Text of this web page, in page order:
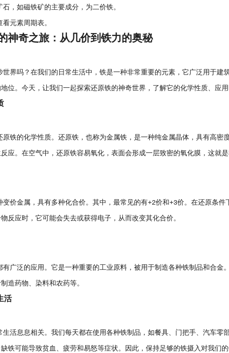
如磁铁矿的主要成分，为二价铁。
元素周期表。
神奇之旅：从几价到铁力的奥秘
吗？在我们的日常生活中，铁是一种非常重要的元素，它广泛用于建
位。今天，让我们一起探索还原铁的神奇世界，了解它的化学性质、应
的化学性质。还原铁，也称为金属铁，是一种纯金属晶体，具有高密
应。在空气中，还原铁容易氧化，表面会形成一层致密的氧化膜，这就是
金属，具有多种化合价。其中，最常见的有+2价和+3价。在还原条件
反应时，它可能会失去或获得电子，从而改变其化合价。
泛的应用。它是一种重要的工业原料，被用于制造各种铁制品和合金
造药物、染料和农药等。
活
息息相关。我们每天都在使用各种铁制品，如餐具、门把手、汽车零
铁可能导致贫血、疲劳和易怒等症状。因此，保持足够的铁摄入对我们的